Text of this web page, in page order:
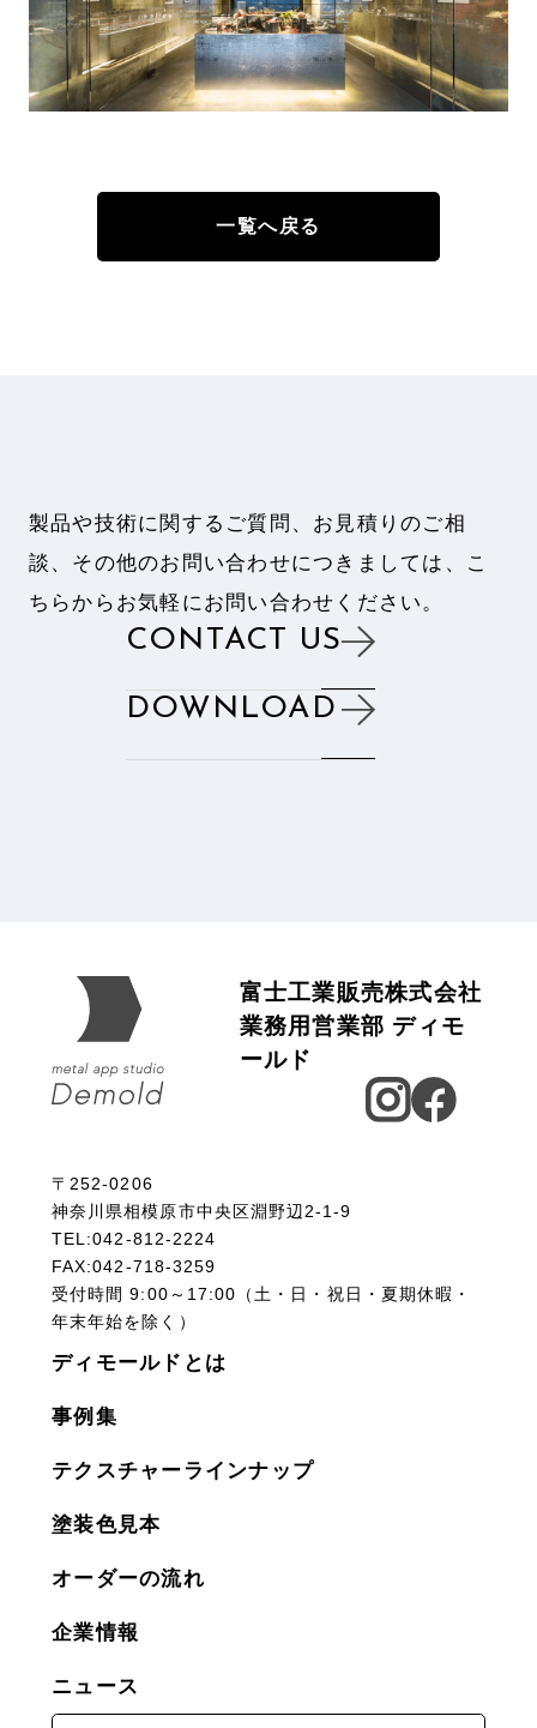
一覧へ戻る
製品や技術に関するご質問、お見積りのご相
談、 その他のお問い合わせにつきましては、
こ
ちらからお気軽にお問い合わせください。
CONTACT US
DOWNLOAD
富士工業販売株式会社
業務用営業部 ディモ
ールド
〒252-0206
神奈川県相模原市中央区淵野辺2-1-9
TEL:042-812-2224
FAX:042-718-3259
受付時間 9:00～17:00（土・日・祝日・夏期休暇・
年末年始を除く）
ディモールドとは
事例集
テクスチャーラインナップ
塗装色見本
オーダーの流れ
企業情報
ニュース